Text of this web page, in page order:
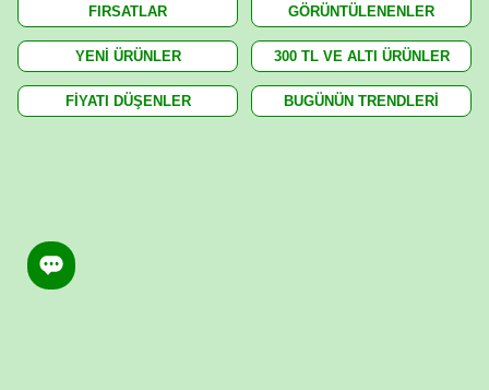
FIRSATLAR
GÖRÜNTÜLENENLER
YENİ ÜRÜNLER 300 TL VE ALTI ÜRÜNLER
FİYATI DÜŞENLER BUGÜNÜN TRENDLERİ